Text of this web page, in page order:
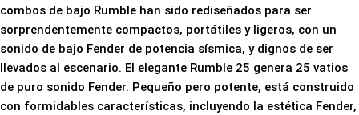
combos de bajo Rumble han sido rediseñados para ser
sorprendentemente compactos, portátiles y ligeros, con un
sonido de bajo Fender de potencia sísmica, y dignos de ser
llevados al escenario. El elegante Rumble 25 genera 25 vatios
de puro sonido Fender. Pequeño pero potente, está construido
con formidables características, incluyendo la estética Fender,